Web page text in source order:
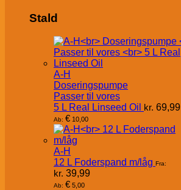
Stald
A-H
Doseringspumpe
Passer til vores
5 L Real Linseed Oil kr. 69,99
Ab: € 10,00
A-H
12 L Foderspand m/låg Fra:
kr. 39,99
Ab: € 5,00